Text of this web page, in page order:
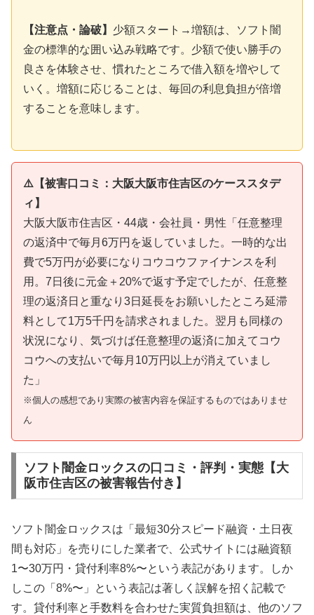
【注意点・論破】 少額スタート→増額は、ソフト闇
金の標準的な囲い込み戦略です。少額で使い勝手の
良さを体験させ、慣れたところで借入額を増やして
いく。増額に応じることは、毎回の利息負担が倍増
することを意味します。
⚠️【被害口コミ：大阪大阪市住吉区のケーススタデ
ィ】
大阪大阪市住吉区・44歳・会社員・男性「任意整理
の返済中で毎月6万円を返していました。一時的な出
費で5万円が必要になりコウコウファイナンスを利
用。7日後に元金＋20%で返す予定でしたが、任意整
理の返済日と重なり3日延長をお願いしたところ延滞
料として1万5千円を請求されました。翌月も同様の
状況になり、気づけば任意整理の返済に加えてコウ
コウへの支払いで毎月10万円以上が消えていまし
た」
※個人の感想であり実際の被害内容を保証するものではありませ
ん
ソフト闇金ロックスの口コミ・評判・実態【大
阪市住吉区の被害報告付き】
ソフト闇金ロックスは「最短30分スピード融資・土日夜
間も対応」を売りにした業者で、公式サイトには融資額
1〜30万円・貸付利率8%〜という表記があります。しか
しこの「8%〜」という表記は著しく誤解を招く記載で
す。貸付利率と手数料を合わせた実質負担額は、他のソフ